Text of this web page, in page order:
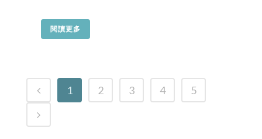
閱讀更多
1 2 3 4 5